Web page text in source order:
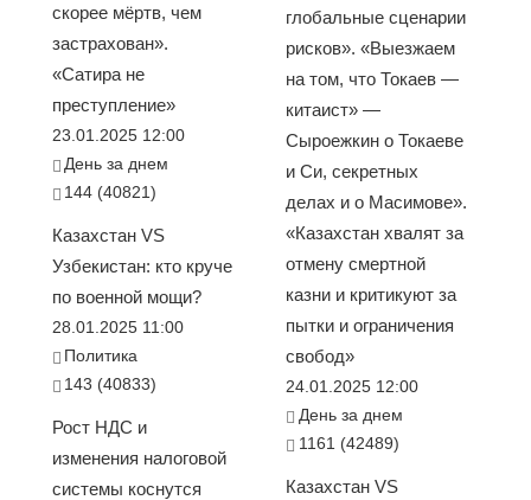
скорее мёртв, чем
застрахован».
«Сатира не
преступление»
23.01.2025 12:00
День за днем
144 (40821)
Казахстан VS
Узбекистан: кто круче
по военной мощи?
28.01.2025 11:00
Политика
143 (40833)
Рост НДС и
изменения налоговой
системы коснутся
глобальные сценарии
рисков». «Выезжаем
на том, что Токаев —
китаист» —
Сыроежкин о Токаеве
и Си, секретных
делах и о Масимове».
«Казахстан хвалят за
отмену смертной
казни и критикуют за
пытки и ограничения
свобод»
24.01.2025 12:00
День за днем
1161 (42489)
Казахстан VS